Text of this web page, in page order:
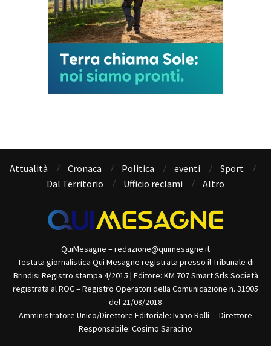
Attualità Cronaca Politica eventi
Sport
Dal Territorio
Ufficio reclami Altro
QuiMesagne – redazione@quimesagne.it
Testata giornalistica Qui Mesagne registrata presso il Tribunale di
Brindisi Registro stampa 4/2015 | Editore: KM 707 Smart Srls Società
registrata al ROC – Registro Operatori della Comunicazione n. 31905
del 21/08/2018
Amministratore Unico/Direttore Editoriale: Ivano Rolli – Direttore
Responsabile: Cosimo Saracino